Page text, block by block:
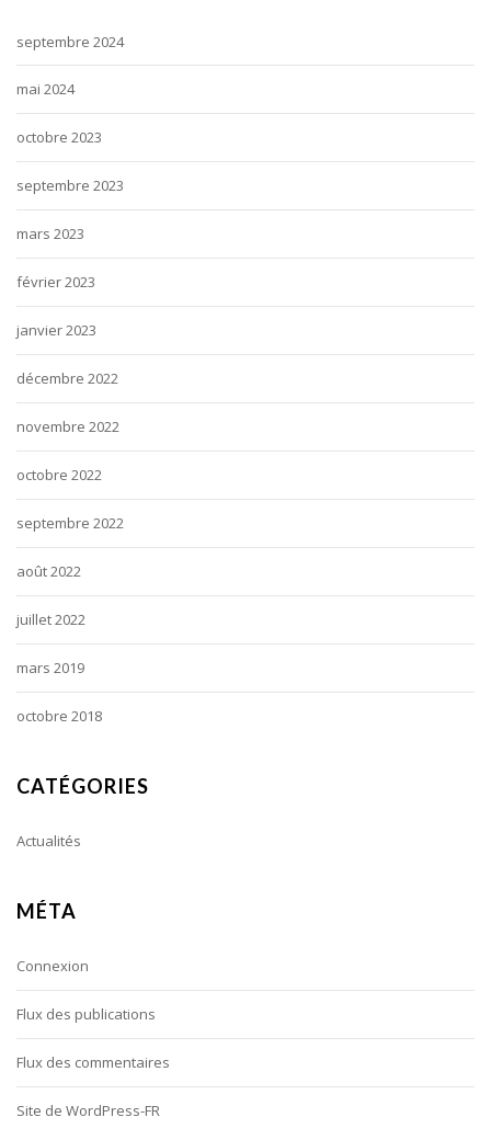
septembre 2024
mai 2024
octobre 2023
septembre 2023
mars 2023
février 2023
janvier 2023
décembre 2022
novembre 2022
octobre 2022
septembre 2022
août 2022
juillet 2022
mars 2019
octobre 2018
CATÉGORIES
Actualités
MÉTA
Connexion
Flux des publications
Flux des commentaires
Site de WordPress-FR